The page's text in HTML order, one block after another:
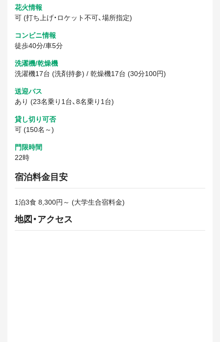
花火情報
可 (打ち上げ・ロケット不可、場所指定)
コンビニ情報
徒歩40分/車5分
洗濯機/乾燥機
洗濯機17台 (洗剤持参) / 乾燥機17台 (30分100円)
送迎バス
あり (23名乗り1台、8名乗り1台)
貸し切り可否
可 (150名～)
門限時間
22時
宿泊料金目安
1泊3食 8,300円～ (大学生合宿料金)
地図・アクセス